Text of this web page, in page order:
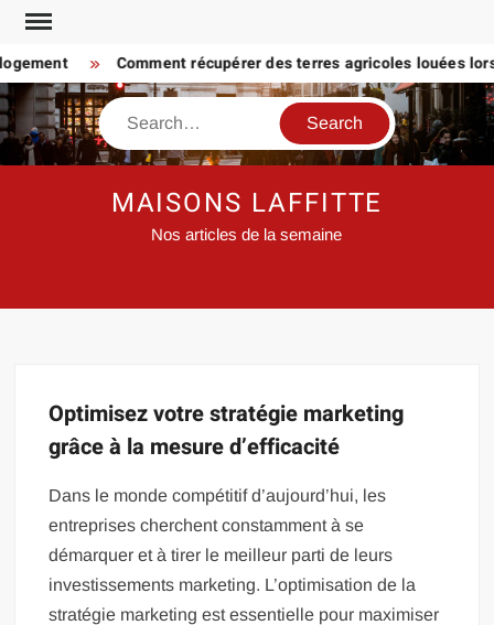
Skip
content
Comment récupérer des terres agricoles louées
Search
MAISONS LAFFITTE
Nos articles de la semaine
Optimisez votre stratégie marketing
grâce à la mesure d’efficacité
Dans le monde compétitif d’aujourd’hui, les
entreprises cherchent constamment à se
démarquer et à tirer le meilleur parti de leurs
investissements marketing. L’optimisation de la
stratégie marketing est essentielle pour maximiser